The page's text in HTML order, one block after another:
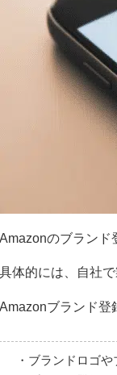
Amazonのブランド
具体的には、自社
Amazonブランド登
・ブランドロゴ